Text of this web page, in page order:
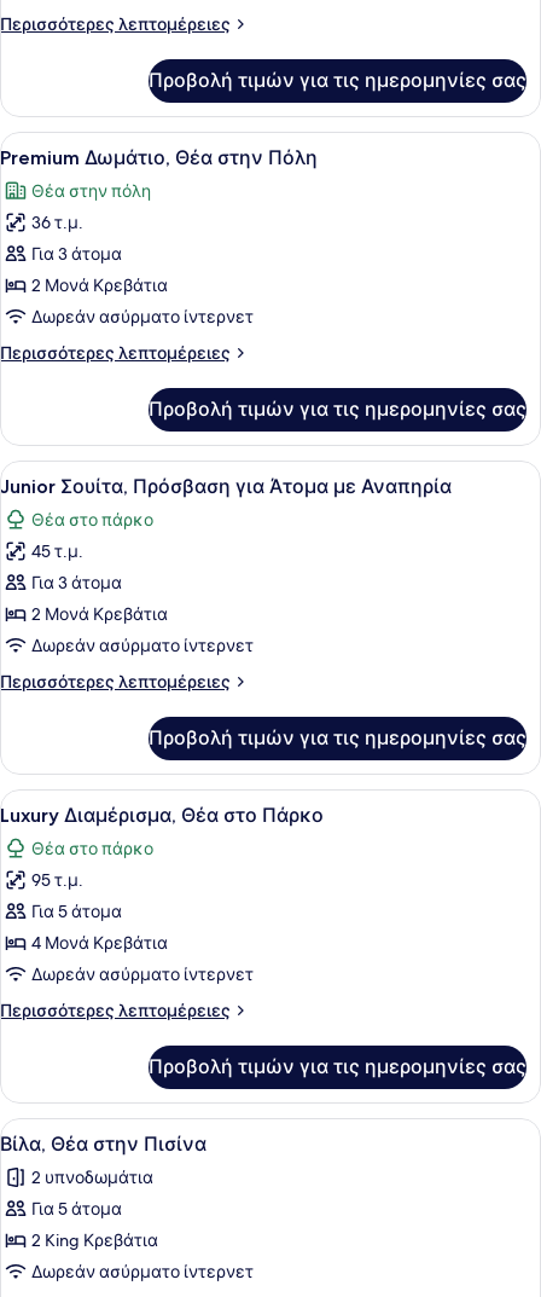
Πάρκο
Περισσότερες λεπτομέρειες
Περισσότερες
Δωμάτιο,
Θέα
στο
Προβολή τιμών για τις ημερομηνίες σας
Προβολή
όλων
των
φωτογραφιών
για
Premium
Δωμάτιο,
στην
Ένα σύγχρονο δωμάτιο
4
Premium Δωμάτιο, Θέα στην Πόλη
Θέα στην πόλη
36 τ.μ.
Για 3 άτομα
2 Μονά Κρεβάτια
Δωρεάν ασύρματο ίντερνετ
Περισσότερες λεπτομέρειες
Περισσότερες
Δωμάτιο,
Θέα
στην
Προβολή τιμών για τις ημερομηνίες σας
Προβολή
όλων
των
φωτογραφιών
για
Junior
Σουίτα,
για
Αναπηρία
Ένα δωμάτιο ξενοδοχείου με ένα
4
Junior Σουίτα, Πρόσβαση για Άτομα με Αναπηρία
Θέα στο πάρκο
45 τ.μ.
Για 3 άτομα
2 Μονά Κρεβάτια
Δωρεάν ασύρματο ίντερνετ
Περισσότερες λεπτομέρειες
Περισσότερες
Σουίτα,
Πρόσβαση
για
Άτομα
με
Αναπηρία
Προβολή τιμών για τις ημερομηνίες σας
Προβολή
όλων
των
φωτογραφιών
για
Luxury
Διαμέρισμα,
στο
Ένα μοντέρνο σαλόνι με
5
Luxury Διαμέρισμα, Θέα στο Πάρκο
Θέα στο πάρκο
95 τ.μ.
Για 5 άτομα
4 Μονά Κρεβάτια
Δωρεάν ασύρματο ίντερνετ
Περισσότερες λεπτομέρειες
Περισσότερες
Διαμέρισμα,
Θέα
στο
Προβολή τιμών για τις ημερομηνίες σας
Προβολή
όλων
των
φωτογραφιών
για
Βίλα,
Ένα σύγχρονο δωμάτιο
2
Βίλα, Θέα στην Πισίνα
2 υπνοδωμάτια
Για 5 άτομα
2 King Κρεβάτια
Δωρεάν ασύρματο ίντερνετ